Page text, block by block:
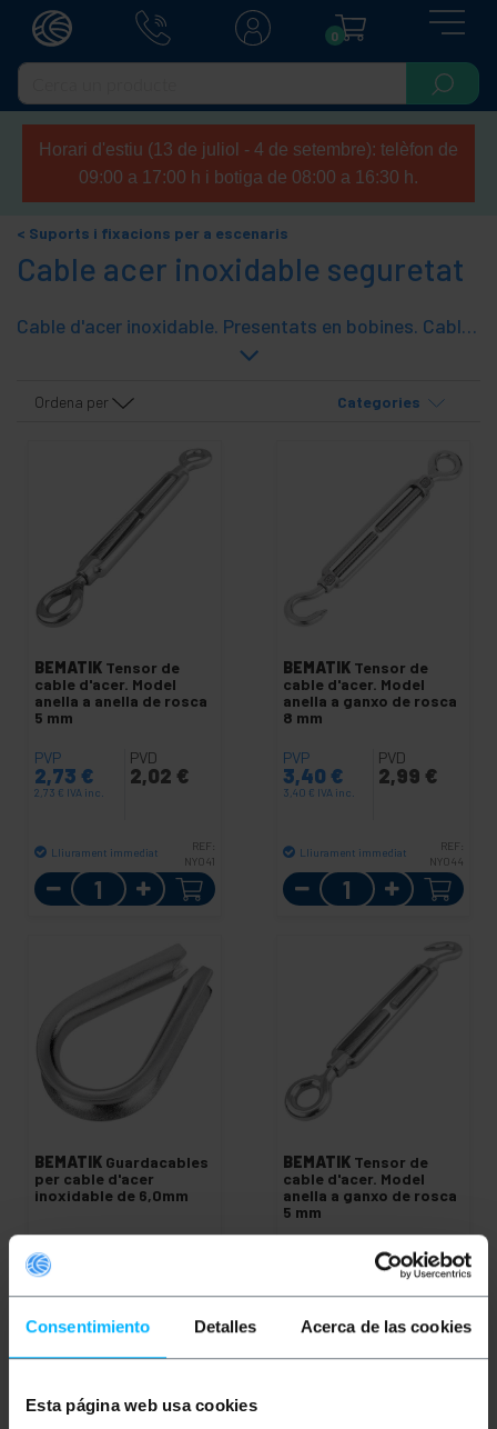
Consentimiento Detalles Acerca de las cookies
Esta página web usa cookies
0
Horari d'estiu (13 de juliol - 4 de setembre): telèfon de
09:00 a 17:00 h i botiga de 08:00 a 16:30 h.
Suports i fixacions per a escenaris
Cable acer inoxidable seguretat
Cable d'acer inoxidable. Presentats en bobines. Cable d'acer inoxidable trenat, d'alta resistenta. Consulteu la gamma d'accessoris especials per a la correcta instal·lació d'aquest cable d'acer (grapes, guardacables, etc.).
Ordena per Categories
BEMATIK Tensor de
cable d'acer. Model
anella a anella de rosca
5 mm
PVP
2,73 €
2,73 € IVA inc.
PVD
2,02 €
Lliurament immediat
REF:
NY041
Quantitat
BEMATIK Tensor de
cable d'acer. Model
anella a ganxo de rosca
8 mm
PVP
3,40 €
3,40 € IVA inc.
PVD
2,99 €
Lliurament immediat
REF:
NY044
Quantitat
BEMATIK Guardacables
per cable d'acer
inoxidable de 6,0mm
PVP
0,41
NY034
BEMATIK Tensor de
cable d'acer. Model
anella a ganxo de rosca
5 mm
PVD
1,40€
NY043